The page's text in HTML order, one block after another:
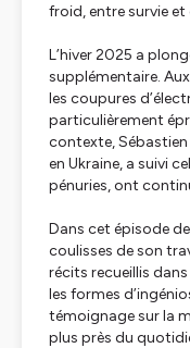
froid, entre survie
L’hiver 2025 a
supplémentaire.
les coupures
particulièrement
contexte,
en Ukraine, a suivi
pénuries, ont
Dans cet épisode de
coulisses de son
récits recueillis
les formes
témoignage sur la
plus près du